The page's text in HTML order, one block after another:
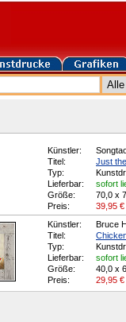
Künstler:
Titel:
Just
Typ:
Lieferbar:
sofort
Größe:
70,0 x
Preis:
39,95 €
Künstler:
Bruce
Titel:
Typ:
Lieferbar:
sofort
Größe:
40,0 x
Preis:
29,95 €